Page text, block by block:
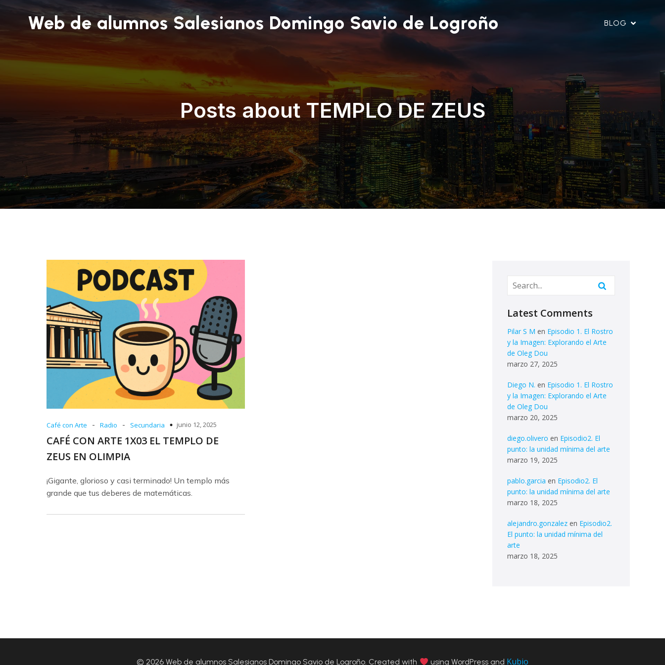
Web de alumnos Salesianos Domingo Savio de Logroño BLOG
Posts about TEMPLO DE ZEUS
Café con Arte - Radio - Secundaria junio 12, 2025
CAFÉ CON ARTE 1X03 EL TEMPLO DE
ZEUS EN OLIMPIA
¡Gigante, glorioso y casi terminado! Un templo más
grande que tus deberes de matemáticas.
Latest Comments
Pilar S M en Episodio 1. El Rostro
y la Imagen: Explorando el Arte
de Oleg Dou
marzo 27, 2025
Diego N. en Episodio 1. El Rostro
y la Imagen: Explorando el Arte
de Oleg Dou
marzo 20, 2025
diego.olivero en Episodio2. El
punto: la unidad mínima del arte
marzo 19, 2025
pablo.garcia en Episodio2. El
punto: la unidad mínima del arte
marzo 18, 2025
alejandro.gonzalez en Episodio2.
El punto: la unidad mínima del
arte
marzo 18, 2025
© 2026 Web de alumnos Salesianos Domingo Savio de Logroño. Created with using WordPress and Kubio